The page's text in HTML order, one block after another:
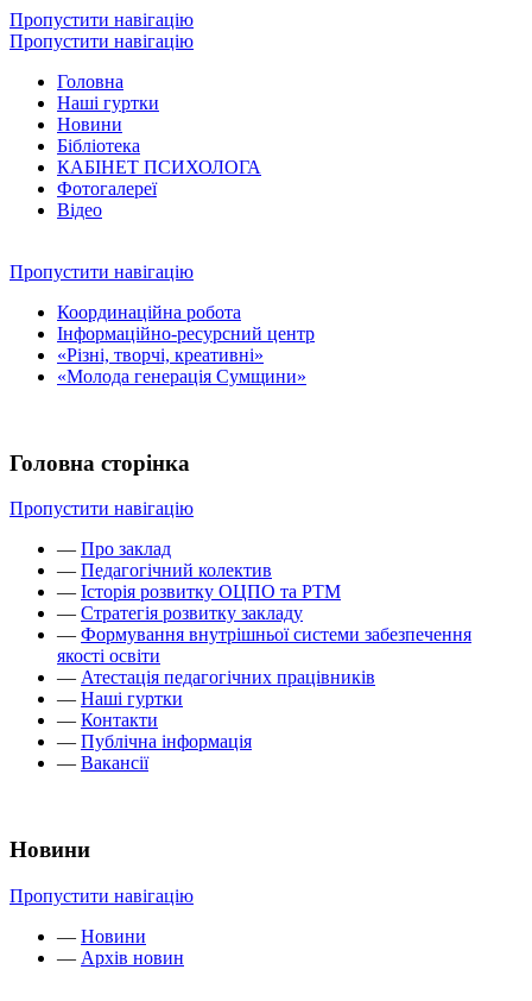
Пропустити навігацію
Пропустити навігацію
Головна
Наші гуртки
Новини
Бібліотека
КАБІНЕТ ПСИХОЛОГА
Фотогалереї
Відео
Пропустити навігацію
Координаційна робота
Інформаційно-ресурсний центр
«Різні, творчі, креативні»
«Молода генерація Сумщини»
Головна сторінка
Пропустити навігацію
— Про заклад
— Педагогічний колектив
— Історія розвитку ОЦПО та РТМ
— Стратегія розвитку закладу
— Формування внутрішньої системи забезпечення
якості освіти
— Атестація педагогічних працівників
— Наші гуртки
— Контакти
— Публічна інформація
— Вакансії
Новини
Пропустити навігацію
— Новини
— Архів новин